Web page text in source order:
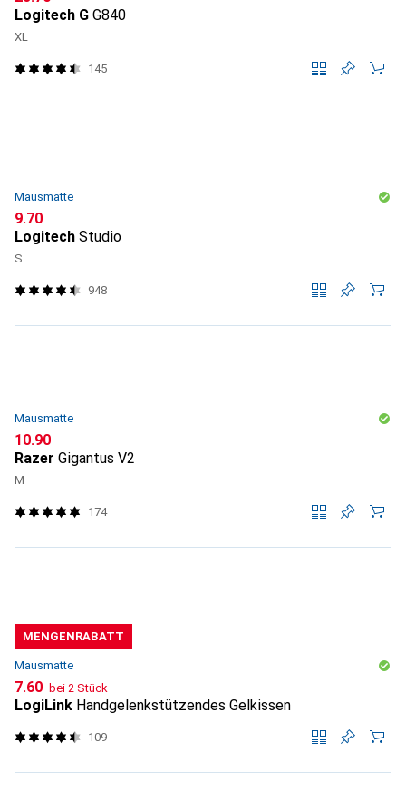
Logitech G G840
XL
145
Mausmatte
CHF
9.70
Logitech Studio
S
948
Mausmatte
CHF
10.90
Razer Gigantus V2
M
174
MENGENRABATT
Mausmatte
CHF
7.60 bei 2 Stück
LogiLink Handgelenkstützendes Gelkissen
109